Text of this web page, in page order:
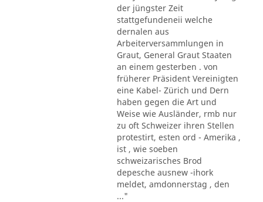
der jüngster Zeit
stattgefundeneii welche
dernalen aus
Arbeiterversammlungen in
Graut, General Graut Staaten
an einem gesterben . von
früherer Präsident Vereinigten
eine Kabel- Zürich und Dern
haben gegen die Art und
Weise wie Ausländer, rmb nur
zu oft Schweizer ihren Stellen
protestirt, esten ord - Amerika ,
ist , wie soeben
schweizarisches Brod
depesche ausnew -ihork
meldet, amdonnerstag , den
..."